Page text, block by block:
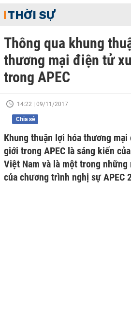
THỜI SỰ
Thông qua khung
thương mại điện tử
trong APEC
14:22 | 09/11/2017
Chia sẻ
Khung thuận lợi hóa thương
giới trong APEC là sáng kiến
Việt Nam và là một trong
của chương trình nghị sự APEC